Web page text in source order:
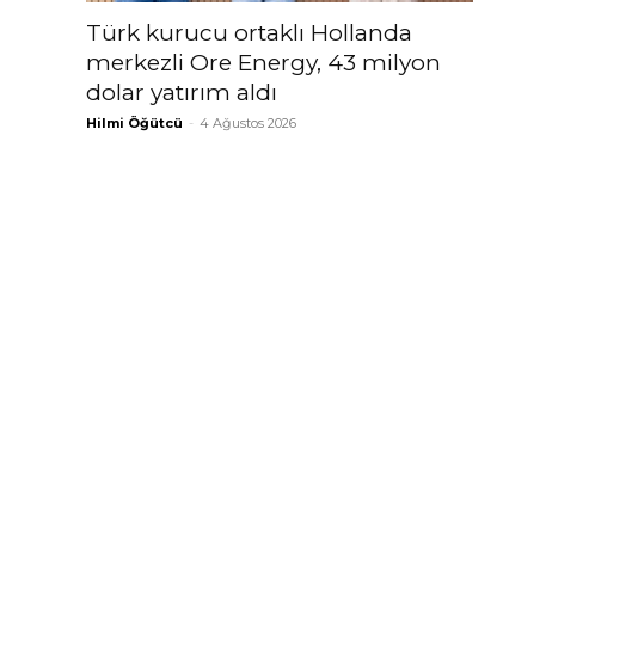
Türk kurucu ortaklı Hollanda
merkezli Ore Energy, 43 milyon
dolar yatırım aldı
Hilmi Öğütcü - 4 Ağustos 2026